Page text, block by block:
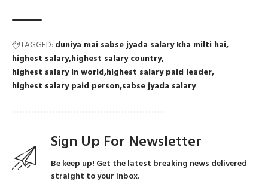
TAGGED: duniya mai sabse jyada salary kha milti hai
highest salary highest salary country
highest salary in world highest salary paid leader
highest salary paid person sabse jyada salary
Sign Up For Newsletter
Be keep up! Get the latest breaking news delivered
straight to your inbox.